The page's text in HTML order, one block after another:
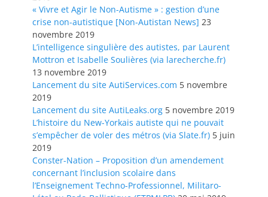
« Vivre et Agir le Non-Autisme » : gestion d’une
crise non-autistique [Non-Autistan News] 23
novembre 2019
L’intelligence singulière des autistes, par Laurent
Mottron et Isabelle Soulières (via larecherche.fr)
13 novembre 2019
Lancement du site AutiServices.com 5 novembre
2019
Lancement du site AutiLeaks.org 5 novembre 2019
L’histoire du New-Yorkais autiste qui ne pouvait
s’empêcher de voler des métros (via Slate.fr) 5 juin
2019
Conster-Nation – Proposition d’un amendement
concernant l’inclusion scolaire dans
l’Enseignement Techno-Professionnel, Militaro-